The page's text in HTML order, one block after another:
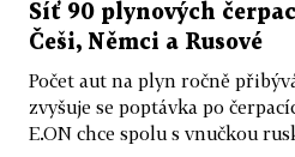
Síť 90 plynových
Češi, Němci a Rusové
Počet aut na plyn ročně
zvyšuje se poptávka po
E.ON chce spolu s vnučkou